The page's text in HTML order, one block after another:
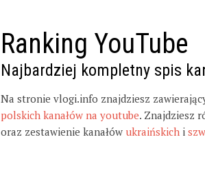
Ranking YouTube
Najbardziej kompletny spis
Na stronie vlogi.info znajdziesz
polskich kanałów na youtube. Znajdziesz
oraz zestawienie kanałów ukraińskich i